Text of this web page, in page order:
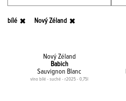
bílé Nový Zéland
Nový Zéland
Babich
Sauvignon Blanc
víno bílé - suché - r2025 - 0,75l